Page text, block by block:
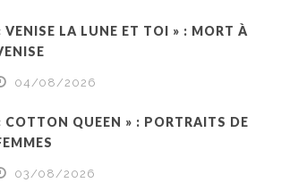
VENISE LA LUNE ET TOI » : MORT À
04/08/2026
COTTON QUEEN » : PORTRAITS DE
03/08/2026